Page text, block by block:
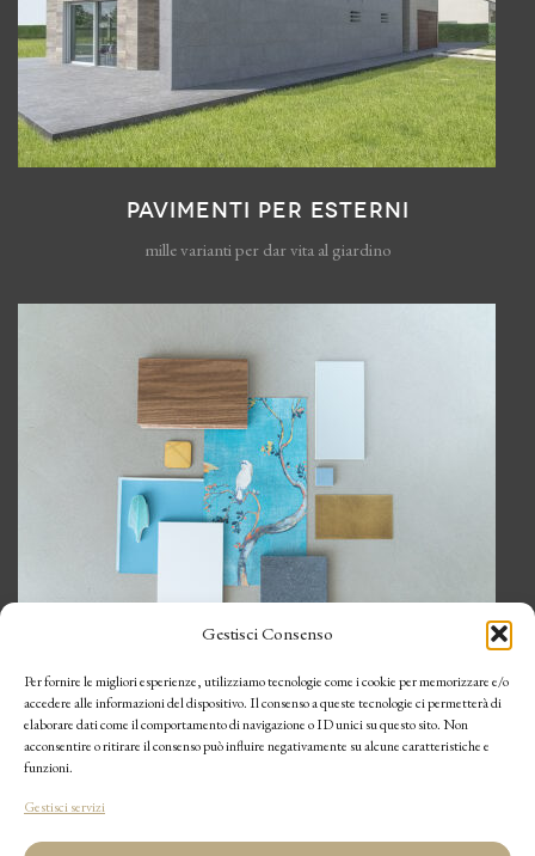
Gestisci Consenso
Per fornire le migliori esperienze, utilizziamo tecnologie come i cookie per memorizzare e/o
accedere alle informazioni del dispositivo. Il consenso a queste tecnologie ci permetterà di
elaborare dati come il comportamento di navigazione o ID unici su questo sito. Non
acconsentire o ritirare il consenso può influire negativamente su alcune caratteristiche e
funzioni.
Gestisci servizi
PAVIMENTI PER ESTERNI
mille varianti per dar vita al giardino
MATERIQ
La tua materioteca virtuale